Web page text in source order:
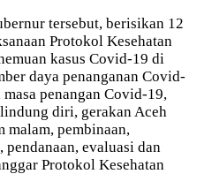
tersebut, berisikan 12
Protokol Kesehatan
kasus Covid-19 di
daya penanganan Covid-
penangan Covid-19,
diri, gerakan Aceh
malam, pembinaan,
pendanaan, evaluasi dan
Protokol Kesehatan